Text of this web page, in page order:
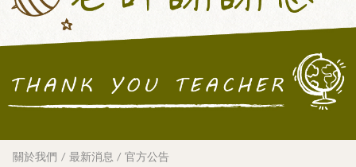
關於我們 最新消息
官方公告